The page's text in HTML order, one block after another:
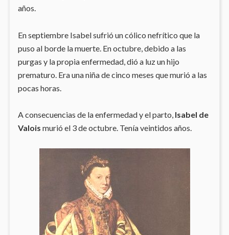
años.
En septiembre Isabel sufrió un cólico nefrítico que la
puso al borde la muerte. En octubre, debido a las
purgas y la propia enfermedad, dió a luz un hijo
prematuro. Era una niña de cinco meses que murió a las
pocas horas.
A consecuencias de la enfermedad y el parto, Isabel de
Valois murió el 3 de octubre. Tenía veintidos años.